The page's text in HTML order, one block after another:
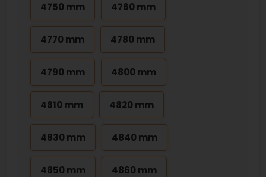
4750 mm 4760 mm
4770 mm 4780 mm
4790 mm 4800 mm
4810 mm 4820 mm
4830 mm 4840 mm
4850 mm 4860 mm